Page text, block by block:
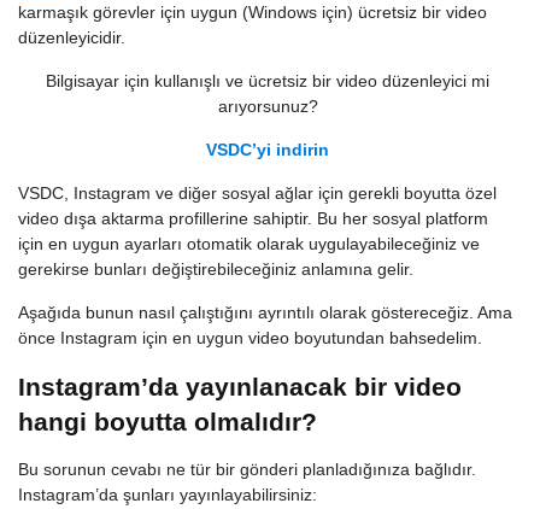
karmaşık görevler için uygun (Windows için) ücretsiz bir video
düzenleyicidir.
Bilgisayar için kullanışlı ve ücretsiz bir video düzenleyici mi
arıyorsunuz?
VSDC’yi indirin
VSDC, Instagram ve diğer sosyal ağlar için gerekli boyutta özel
video dışa aktarma profillerine sahiptir. Bu her sosyal platform
için en uygun ayarları otomatik olarak uygulayabileceğiniz ve
gerekirse bunları değiştirebileceğiniz anlamına gelir.
Aşağıda bunun nasıl çalıştığını ayrıntılı olarak göstereceğiz. Ama
önce Instagram için en uygun video boyutundan bahsedelim.
Instagram’da yayınlanacak bir video
hangi boyutta olmalıdır?
Bu sorunun cevabı ne tür bir gönderi planladığınıza bağlıdır.
Instagram’da şunları yayınlayabilirsiniz: